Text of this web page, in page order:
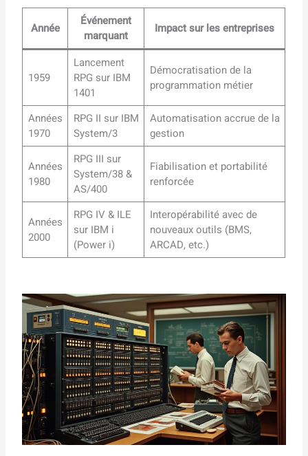
Année
Événement
marquant
Impact sur les entreprises
1959
Lancement
RPG sur IBM
1401
Démocratisation de la
programmation métier
Années
1970
RPG II sur IBM
System/3
Automatisation accrue de la
gestion
Années
1980
RPG III sur
System/38 &
AS/400
Fiabilisation et portabilité
renforcée
Années
2000
RPG IV & ILE
sur IBM i
(Power i)
Interopérabilité avec de
nouveaux outils (BMS,
ARCAD, etc.)